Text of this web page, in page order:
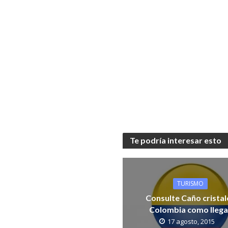
Te podría interesar esto
TURISMO
Consulte Caño
Colombia como
17 agosto, 2015